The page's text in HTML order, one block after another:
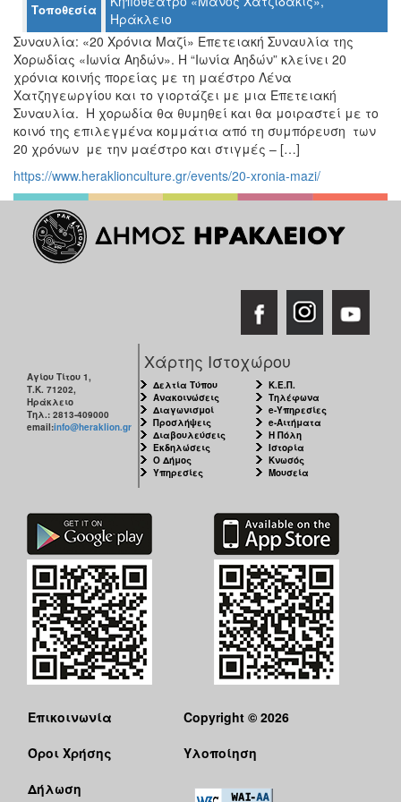
ΤΟΠΟΣ
ΜΑΣ
ΔΗΜΟΣ
ΑΝΘΕΚΤΙΚΗ
Τοποθεσία
Ηράκλειο
Συναυλία: «20 Χρόνια Μαζί» Επετειακή Συναυλία της
Χορωδίας «Ιωνία Αηδών». Η “Ιωνία Αηδών” κλείνει 20
χρόνια κοινής πορείας με τη μαέστρο Λένα
Χατζηγεωργίου και το γιορτάζει με μια Επετειακή
Συναυλία. Η χορωδία θα θυμηθεί και θα μοιραστεί με το
κοινό της επιλεγμένα κομμάτια από τη συμπόρευση των
20 χρόνων με την μαέστρο και στιγμές – […]
https://www.heraklionculture.gr/events/20-xronia-mazi/
Αγίου Τίτου 1,
Τ.Κ. 71202,
Ηράκλειο
Τηλ.: 2813-409000
email:info@heraklion.gr
Χάρτης Ιστοχώρου
Δελτία Τύπου
Ανακοινώσεις
Διαγωνισμοί
Προσλήψεις
Διαβουλεύσεις
Εκδηλώσεις
Ο Δήμος
Υπηρεσίες
Κ.Ε.Π.
Τηλέφωνα
e-Υπηρεσίες
e-Αιτήματα
Η Πόλη
Ιστορία
Κνωσός
Μουσεία
Επικοινωνία
Όροι Χρήσης
Δήλωση
Copyright © 2026
Υλοποίηση